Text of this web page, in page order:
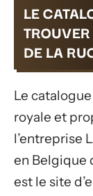
LE
DE LA
Le
royale et
l’entreprise
en Belgique
est le site